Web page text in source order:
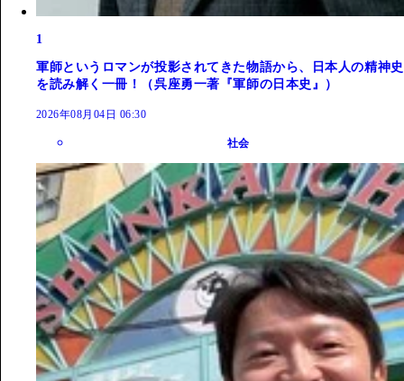
1
軍師というロマンが投影されてきた物語から、日本人の精神史
を読み解く一冊！（呉座勇一著『軍師の日本史』）
2026年08月04日 06:30
社会